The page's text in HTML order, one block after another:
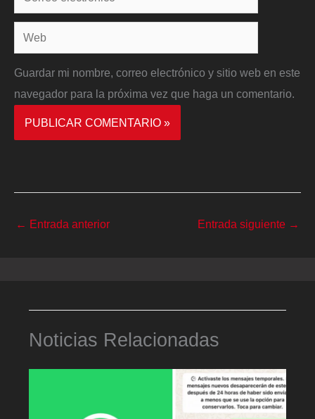
electrónico*
Web
Guardar mi nombre, correo electrónico y sitio web en este
navegador para la próxima vez que haga un comentario.
← Entrada anterior Entrada siguiente →
Noticias Relacionadas